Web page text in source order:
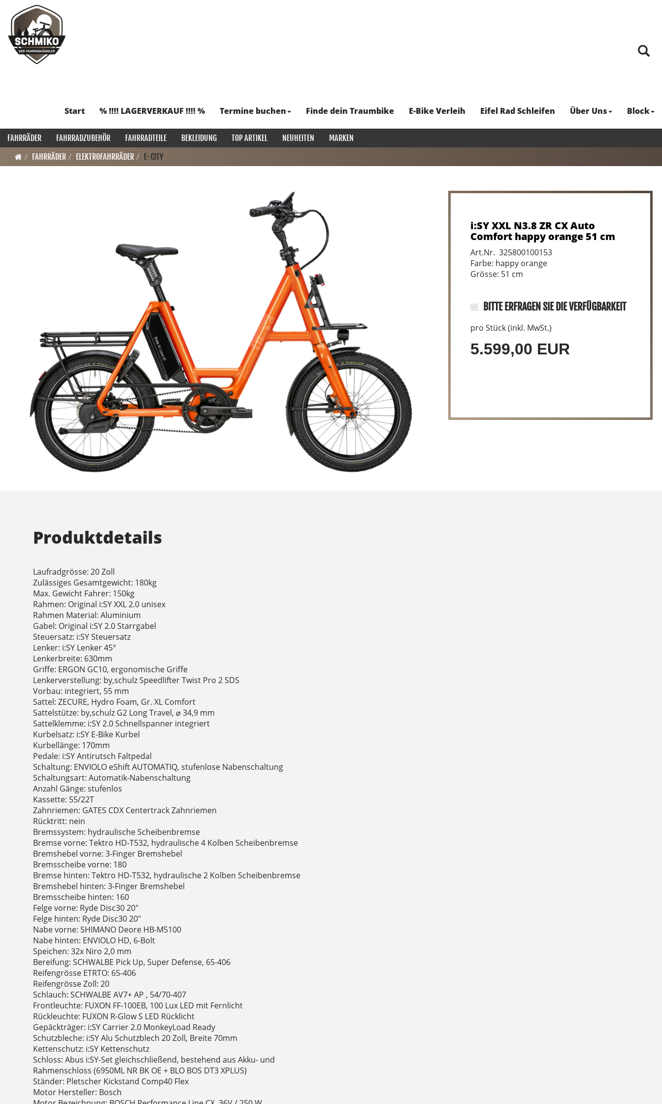
Start % !!!! LAGERVERKAUF !!!! % Termine buchen Finde dein Traumbike E-Bike Verleih Eifel Rad Schleifen Über Uns Block
FAHRRÄDER FAHRRADZUBEHÖR FAHRRADTEILE BEKLEIDUNG TOP ARTIKEL NEUHEITEN
MARKEN
FAHRRÄDER
ELEKTROFAHRRÄDER E-CITY
i:SY XXL N3.8 ZR CX Auto
Comfort happy orange 51 cm
Art.Nr. 325800100153
Farbe: happy orange
Grösse: 51 cm
BITTE ERFRAGEN SIE DIE VERFÜGBARKEIT
pro Stück (inkl. MwSt.)
5.599,00 EUR
Produktdetails
Laufradgrösse: 20 Zoll
Zulässiges Gesamtgewicht: 180kg
Max. Gewicht Fahrer: 150kg
Rahmen: Original i:SY XXL 2.0 unisex
Rahmen Material: Aluminium
Gabel: Original i:SY 2.0 Starrgabel
Steuersatz: i:SY Steuersatz
Lenker: i:SY Lenker 45°
Lenkerbreite: 630mm
Griffe: ERGON GC10, ergonomische Griffe
Lenkerverstellung: by,schulz Speedlifter Twist Pro 2 SDS
Vorbau: integriert, 55 mm
Sattel: ZECURE, Hydro Foam, Gr. XL Comfort
Sattelstütze: by,schulz G2 Long Travel, ⌀ 34,9 mm
Sattelklemme: i:SY 2.0 Schnellspanner integriert
Kurbelsatz: i:SY E-Bike Kurbel
Kurbellänge: 170mm
Pedale: i:SY Antirutsch Faltpedal
Schaltung: ENVIOLO eShift AUTOMATIQ, stufenlose Nabenschaltung
Schaltungsart: Automatik-Nabenschaltung
Anzahl Gänge: stufenlos
Kassette: 55/22T
Zahnriemen: GATES CDX Centertrack Zahnriemen
Rücktritt: nein
Bremssystem: hydraulische Scheibenbremse
Bremse vorne: Tektro HD-T532, hydraulische 4 Kolben Scheibenbremse
Bremshebel vorne: 3-Finger Bremshebel
Bremsscheibe vorne: 180
Bremse hinten: Tektro HD-T532, hydraulische 2 Kolben Scheibenbremse
Bremshebel hinten: 3-Finger Bremshebel
Bremsscheibe hinten: 160
Felge vorne: Ryde Disc30 20"
Felge hinten: Ryde Disc30 20"
Nabe vorne: SHIMANO Deore HB-M5100
Nabe hinten: ENVIOLO HD, 6-Bolt
Speichen: 32x Niro 2,0 mm
Bereifung: SCHWALBE Pick Up, Super Defense, 65-406
Reifengrösse ETRTO: 65-406
Reifengrösse Zoll: 20
Schlauch: SCHWALBE AV7+ AP , 54/70-407
Frontleuchte: FUXON FF-100EB, 100 Lux LED mit Fernlicht
Rückleuchte: FUXON R-Glow S LED Rücklicht
Gepäckträger: i:SY Carrier 2.0 MonkeyLoad Ready
Schutzbleche: i:SY Alu Schutzblech 20 Zoll, Breite 70mm
Kettenschutz: i:SY Kettenschutz
Schloss: Abus i:SY-Set gleichschließend, bestehend aus Akku- und
Rahmenschloss (6950ML NR BK OE + BLO BOS DT3 XPLUS)
Ständer: Pletscher Kickstand Comp40 Flex
Motor Hersteller: Bosch